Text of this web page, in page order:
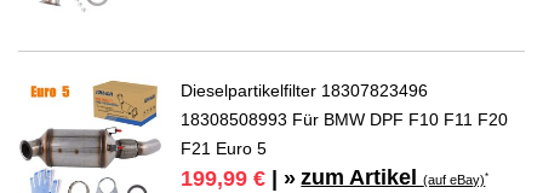
Dieselpartikelfilter 18307823496
18308508993 Für BMW DPF F10 F11 F20
F21 Euro 5
199,99 € | » zum Artikel(auf eBay)*